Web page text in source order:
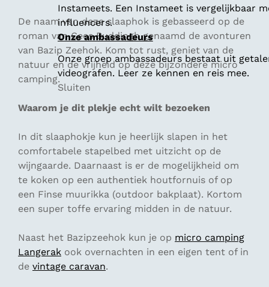
Instameets. Een Instameet is vergelijkbaar
influencers.
Onze ambassadeurs
Onze groep ambassadeurs bestaat uit
videografen. Leer ze kennen en reis mee.
Sluiten
De naam van deze slaaphok is gebasseerd op de
roman van Cees Buddingh genaamd de avonturen
van Bazip Zeehok. Kom tot rust, geniet van de
natuur en de vrijheid op deze bijzondere micro
camping.
Waarom je dit plekje echt wilt bezoeken
In dit slaaphokje kun je heerlijk slapen in het
comfortabele stapelbed met uitzicht op de
wijngaarde. Daarnaast is er de mogelijkheid om
te koken op een authentiek houtfornuis of op
een Finse muurikka (outdoor bakplaat). Kortom
een super toffe ervaring midden in de natuur.
Naast het Bazipzeehok kun je op micro camping
Langerak ook overnachten in een eigen tent of in
de vintage caravan.